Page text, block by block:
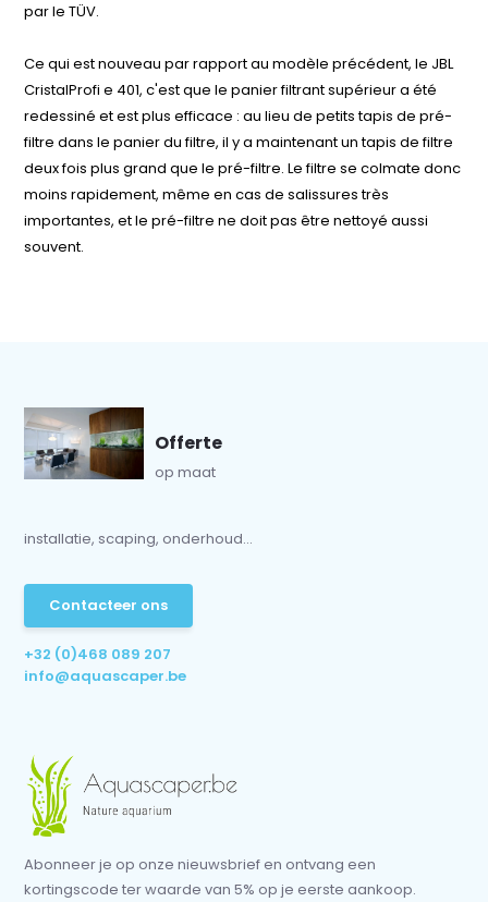
par le TÜV.
Ce qui est nouveau par rapport au modèle précédent, le JBL
CristalProfi e 401, c'est que le panier filtrant supérieur a été
redessiné et est plus efficace : au lieu de petits tapis de pré-
filtre dans le panier du filtre, il y a maintenant un tapis de filtre
deux fois plus grand que le pré-filtre. Le filtre se colmate donc
moins rapidement, même en cas de salissures très
importantes, et le pré-filtre ne doit pas être nettoyé aussi
souvent.
Offerte
op maat
installatie, scaping, onderhoud...
Contacteer ons
+32 (0)468 089 207
info@aquascaper.be
Abonneer je op onze nieuwsbrief en ontvang een
kortingscode ter waarde van 5% op je eerste aankoop.